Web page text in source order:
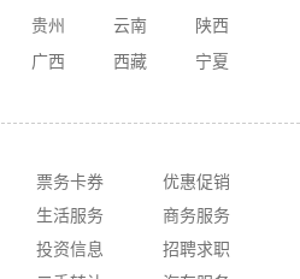
贵州 云南
陕西
广西 西藏
宁夏
票务卡券
优惠促销
生活服务
商务服务
投资信息
招聘求职